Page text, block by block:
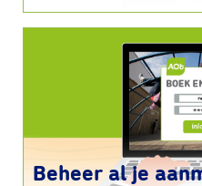
Beheer al je